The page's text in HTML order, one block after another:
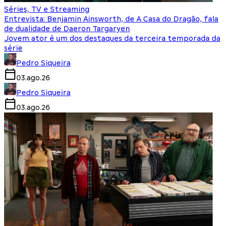
Séries, TV e Streaming
Entrevista: Benjamin Ainsworth, de A Casa do Dragão, fala
de dualidade de Daeron Targaryen
Jovem ator é um dos destaques da terceira temporada da
série
Pedro Siqueira
03.ago.26
Pedro Siqueira
03.ago.26